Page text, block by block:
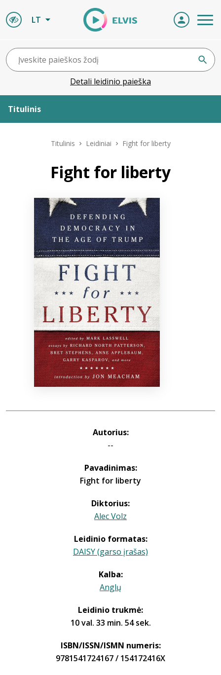
LT
Detali leidinio paieška
Titulinis
Naujienos
Bibliotekoms
+370 667 80 541
info@elvislab.lt
Titulinis Leidiniai Fight for liberty
Fight for liberty
Autorius:
--
Pavadinimas:
Fight for liberty
Diktorius:
Alec Volz
Leidinio formatas:
DAISY (garso įrašas)
Kalba:
Anglų
Leidinio trukmė:
10 val. 33 min. 54 sek.
ISBN/ISSN/ISMN numeris:
9781541724167 / 154172416X